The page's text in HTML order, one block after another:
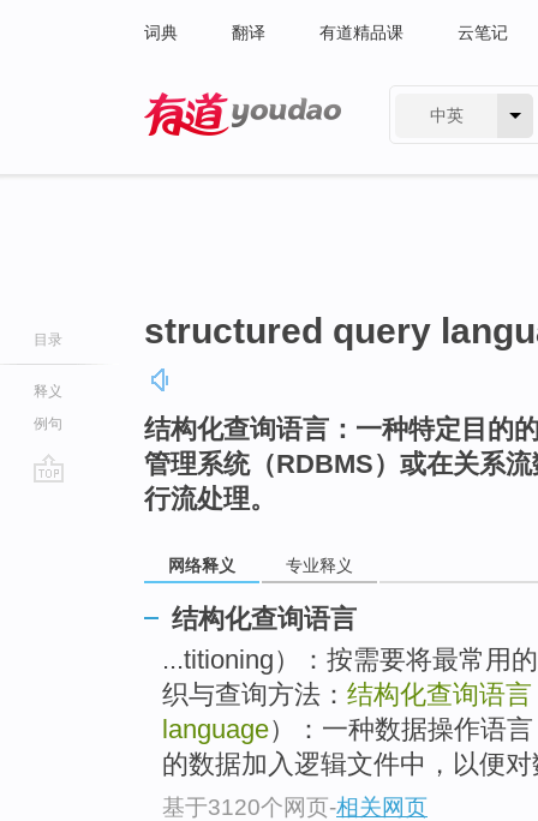
词典 翻译 有道精品课 云笔记
中英
目录
释义
例句
structured query
结构化查询语言：一种特定目的
管理系统（RDBMS）或在关系
行流处理。
网络释义 专业释义
结构化查询语言
...titioning）：按需要将最常用
织与查询方法： 结构化查询语言
language）：一种数据操作语
的数据加入逻辑文件中，以便
基于3120个网页-相关网页